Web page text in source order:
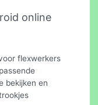
online
flexwerkers
bekijken en